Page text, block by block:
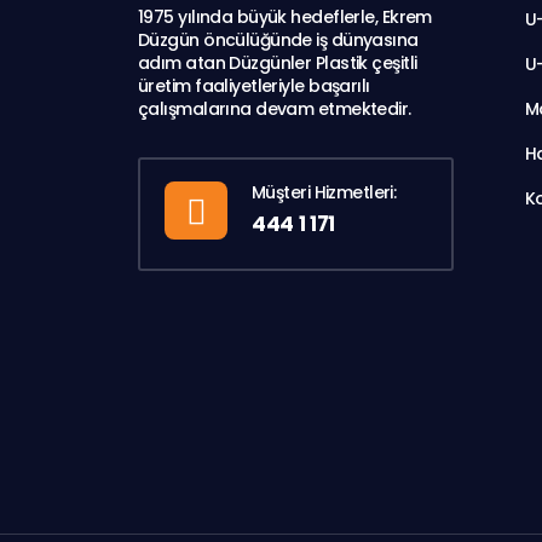
1975 yılında büyük hedeflerle, Ekrem
Düzgün öncülüğünde iş dünyasına
adım atan Düzgünler Plastik çeşitli
üretim faaliyetleriyle başarılı
çalışmalarına devam etmektedir.
Müşteri Hizmetleri:
444 1 171